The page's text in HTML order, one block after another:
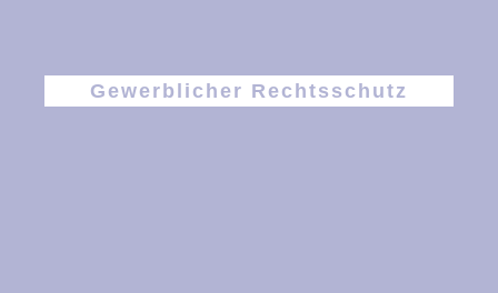
Gewerblicher Rechtsschutz